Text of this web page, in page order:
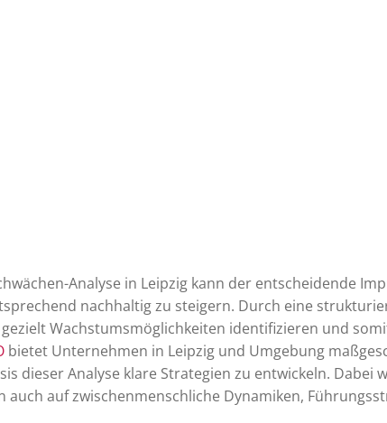
Analyse in Leipzig kann der entscheidende
nachhaltig zu steigern. Durch eine
Wachstumsmöglichkeiten identifizieren und
bietet Unternehmen in Leipzig und Umgebung
dieser Analyse klare Strategien zu entwickeln. Dabei
auch auf zwischenmenschliche Dynamiken,